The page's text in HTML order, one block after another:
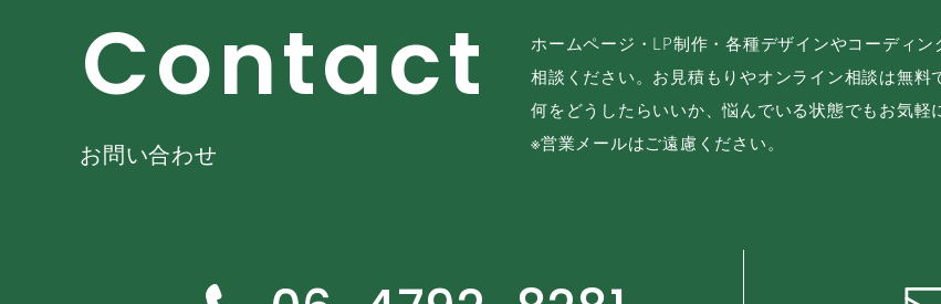
Contact
お問い合わせ
ホームページ・LP制作・各種デザインやコーディ
相談ください。お見積もりやオンライン相談は無料
何をどうしたらいいか、悩んでいる状態でもお気軽
※営業メールはご遠慮ください。